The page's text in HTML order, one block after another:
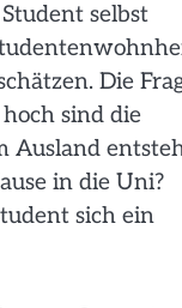
selbst
Die
sind die
Ausland
in die Uni?
sich ein